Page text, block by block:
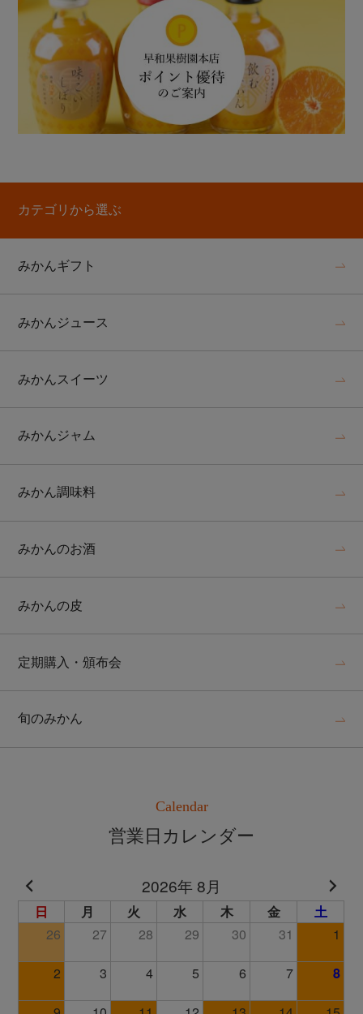
カテゴリから選ぶ
みかんギフト
みかんジュース
みかんスイーツ
みかんジャム
みかん調味料
みかんのお酒
みかんの皮
定期購入・頒布会
旬のみかん
Calendar
営業日カレンダー